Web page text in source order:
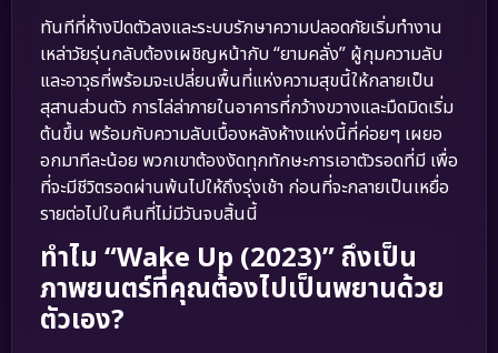
ทันทีที่ห้างปิดตัวลงและระบบรักษาความปลอดภัยเริ่มทำงาน
เหล่าวัยรุ่นกลับต้องเผชิญหน้ากับ “ยามคลั่ง” ผู้กุมความลับ
และอาวุธที่พร้อมจะเปลี่ยนพื้นที่แห่งความสุขนี้ให้กลายเป็น
สุสานส่วนตัว การไล่ล่าภายในอาคารที่กว้างขวางและมืดมิดเริ่ม
ต้นขึ้น พร้อมกับความลับเบื้องหลังห้างแห่งนี้ที่ค่อยๆ เผยอ
อกมาทีละน้อย พวกเขาต้องงัดทุกทักษะการเอาตัวรอดที่มี เพื่อ
ที่จะมีชีวิตรอดผ่านพ้นไปให้ถึงรุ่งเช้า ก่อนที่จะกลายเป็นเหยื่อ
รายต่อไปในคืนที่ไม่มีวันจบสิ้นนี้
ทำไม “Wake Up (2023)” ถึงเป็น
ภาพยนตร์ที่คุณต้องไปเป็นพยานด้วย
ตัวเอง?